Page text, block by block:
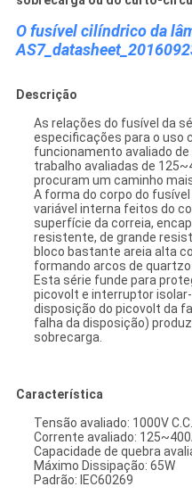
O fusível cilíndrico da
Descrição
As relações do fusível da
especificações para o uso
funcionamento avaliado de
trabalho avaliadas de
procuram um caminho
A forma do corpo do
variável interna feitos do
superfície da correia,
resistente, de grande
bloco bastante areia alta
formando arcos de quartzo
Esta série funde para
picovolt e interruptor
disposição do picovolt da
falha da disposição)
sobrecarga.
Característica
Tensão avaliado: 1000V
Corrente avaliado:
Capacidade de quebra
Máximo Dissipação: 65W
Padrão: IEC60269